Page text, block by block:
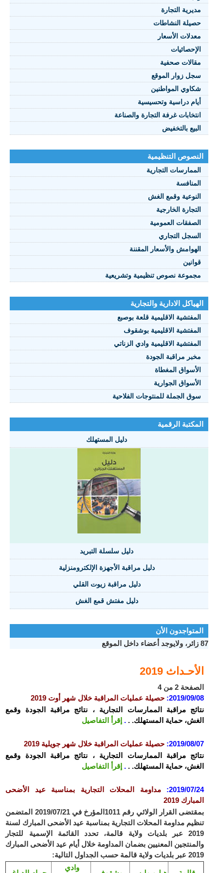
النصوص 2021
FRANÇAIS
مديرية التجارة
حصيلة النشاطات
معدلات الأسعار
الإحصائيات
مقالات صحفية
سجل زوار الموقع
شكاوي المواطنين
أيام دراسية وتحسيسية
انتخابات غرفة التجارة والصناعة
البيع بالتخفيض
النصوص التنظيمية
الممارسات التجارية
المنافسة
النوعية وقمع الغش
التجارة الخارجية
الصفقات العمومية
السجل التجاري
الهوامش والأسعار المقننة
قوانين
مجموعة نصوص تنظيمية وتشريعية
الهياكل الادارية والتجارية
المفتشية الاقليمية قلعة بوصبع
المفتشية الاقليمية بوشقوف
المفتشية الاقليمية وادي الزناتي
مخبر مراقبة الجودة
الأسواق المغطاة
الأسواق الجوارية
سوق الجملة للمنتوجات الفلاحية
المكتبة الرقمية
دليل المستهلك
دليل سلسلة التبريد
دليل مراقبة الأجهزة الإلكترومنزلية
دليل مراقبة زيوت القلي
دليل مفتش قمع الغش
المتواجدون الأن
87 زائر، ولايوجد أعضاء داخل الموقع
الأحـداث 2019
الصفحة 2 من 4
2019/09/08
: حصيلة عمليات المراقبة خلال شهر أوت 2019
نتائج مراقبة الممارسات التجارية ، نتائج مراقبة الجودة وقمع
الغش، حماية المستهلك. . . إقرأ التفاصيل
2019/08/07
: حصيلة عمليات المراقبة خلال شهر جويلية 2019
نتائج مراقبة الممارسات التجارية ، نتائج مراقبة الجودة وقمع
الغش، حماية المستهلك. . . إقرأ التفاصيل
2019/07/24
:
مداومة المحلات التجارية بمناسبة عيد الأضحى
المبارك 2019
بمقتضى القرار الولائي رقم 1011المؤرخ في 2019/07/21 المتضمن
تنظيم مداومة المحلات التجارية بمناسبة عيد الأضحى المبارك لسنة
2019 عبر بلديات ولاية قالمة، تحدد القائمة الإسمية للتجار
والمنتجين المعنيين بضمان المداومة خلال أيام عيد الأضحى المبارك
2019 عبر بلديات ولاية قالمة حسب الجداول التالية:
وادي